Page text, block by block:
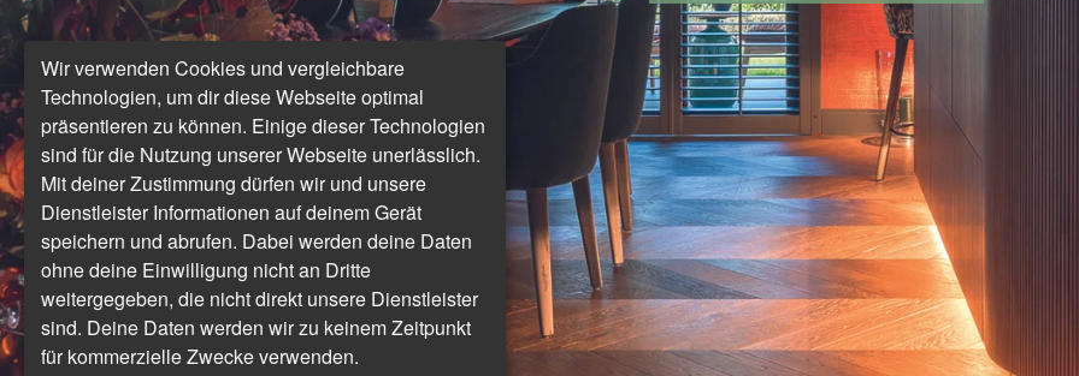
Wir verwenden Cookies und vergleichbare
Technologien, um dir diese Webseite optimal
präsentieren zu können. Einige dieser Technologien
sind für die Nutzung unserer Webseite unerlässlich.
Mit deiner Zustimmung dürfen wir und unsere
Dienstleister Informationen auf deinem Gerät
speichern und abrufen. Dabei werden deine Daten
ohne deine Einwilligung nicht an Dritte
weitergegeben, die nicht direkt unsere Dienstleister
sind. Deine Daten werden wir zu keinem Zeitpunkt
für kommerzielle Zwecke verwenden.